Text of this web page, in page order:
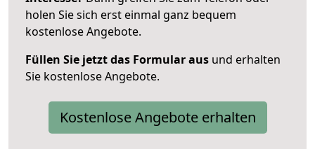
holen Sie sich erst einmal ganz bequem
kostenlose Angebote.
Füllen Sie jetzt das Formular aus und erhalten
Sie kostenlose Angebote.
Kostenlose Angebote erhalten